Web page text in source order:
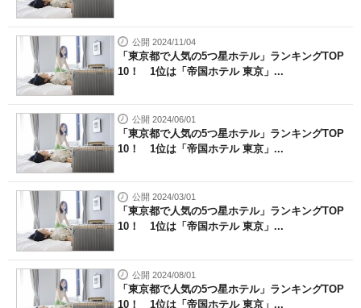
公開 2024/11/04
「東京都で人気の5つ星ホテル」ランキングTOP
10！ 1位は「帝国ホテル 東京」...
公開 2024/06/01
「東京都で人気の5つ星ホテル」ランキングTOP
10！ 1位は「帝国ホテル 東京」...
公開 2024/03/01
「東京都で人気の5つ星ホテル」ランキングTOP
10！ 1位は「帝国ホテル 東京」...
公開 2024/08/01
「東京都で人気の5つ星ホテル」ランキングTOP
10！ 1位は「帝国ホテル 東京」...